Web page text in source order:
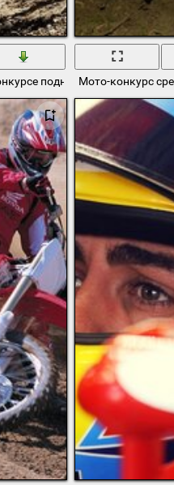
поднимает пыль
Мото-конкурс